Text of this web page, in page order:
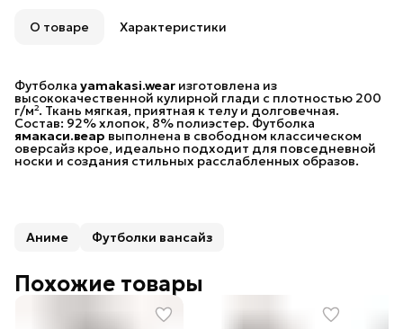
Бесплатная доставка в пункты выдачи заказов
предоставляется бесплатная доставка в пункты
выдачи СДЭК.
При заказе на сумму от 20 000 рублей
предоставляется бесплатная доставка Почтой
России.
О товаре Характеристики
Футболка yamakasi.wear изготовлена из
высококачественной кулирной глади с плотностью 200
г/м². Ткань мягкая, приятная к телу и долговечная.
Состав: 92% хлопок, 8% полиэстер. Футболка
ямакаси.веар выполнена в свободном классическом
оверсайз крое, идеально подходит для повседневной
носки и создания стильных расслабленных образов.
Аниме Футболки вансайз
Похожие товары